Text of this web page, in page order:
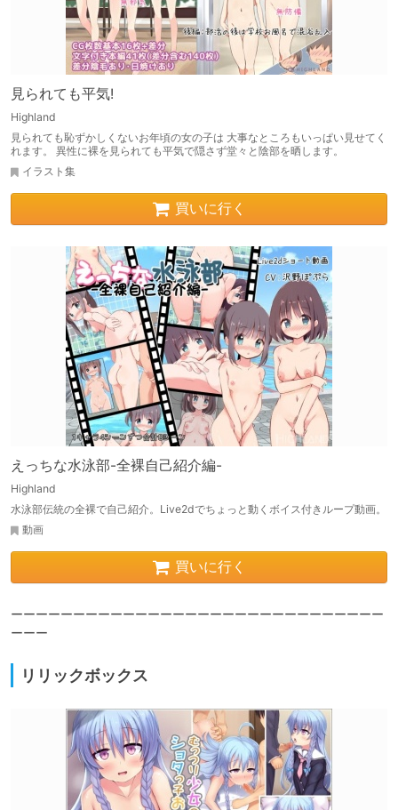
見られても平気!
Highland
見られても恥ずかしくないお年頃の女の子は 大事なところもいっぱい見せてく
れます。 異性に裸を見られても平気で隠さず堂々と陰部を晒します。
イラスト集
買いに行く
えっちな水泳部-全裸自己紹介編-
Highland
水泳部伝統の全裸で自己紹介。Live2dでちょっと動くボイス付きループ動画。
動画
買いに行く
ーーーーーーーーーーーーーーーーーーーーーーーーーーーーーー
ーーー
リリックボックス